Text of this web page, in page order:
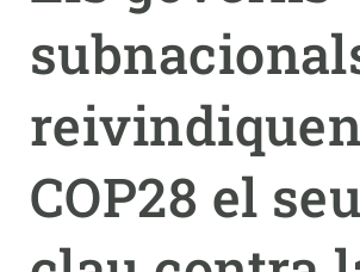
COP28 el
CIÈNCIA EN ACCIÓ
NOTÍCIES I AGENDA